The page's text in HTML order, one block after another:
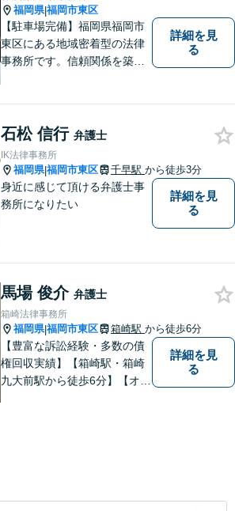
福岡県|福岡市東区
【駐車場完備】福岡県福岡市
東区にある地域密着型の法律
事務所です。信頼関係を築
方は気軽にご相談ください。
詳細を見
る
石松 信行 弁護士
IK法律事務所
福岡県|福岡市東区 千早駅 から徒歩3分
身近に感じて頂ける弁護士事
務所になりたい
詳細を見
る
馬場 俊介 弁護士
箱崎法律事務所
福岡県|福岡市東区 箱崎駅 から徒歩6分
【豊富な訴訟経験・多数の債
権回収実績】【箱崎駅・箱崎
九大前駅から徒歩6分】【オン
す。
詳細を見
る